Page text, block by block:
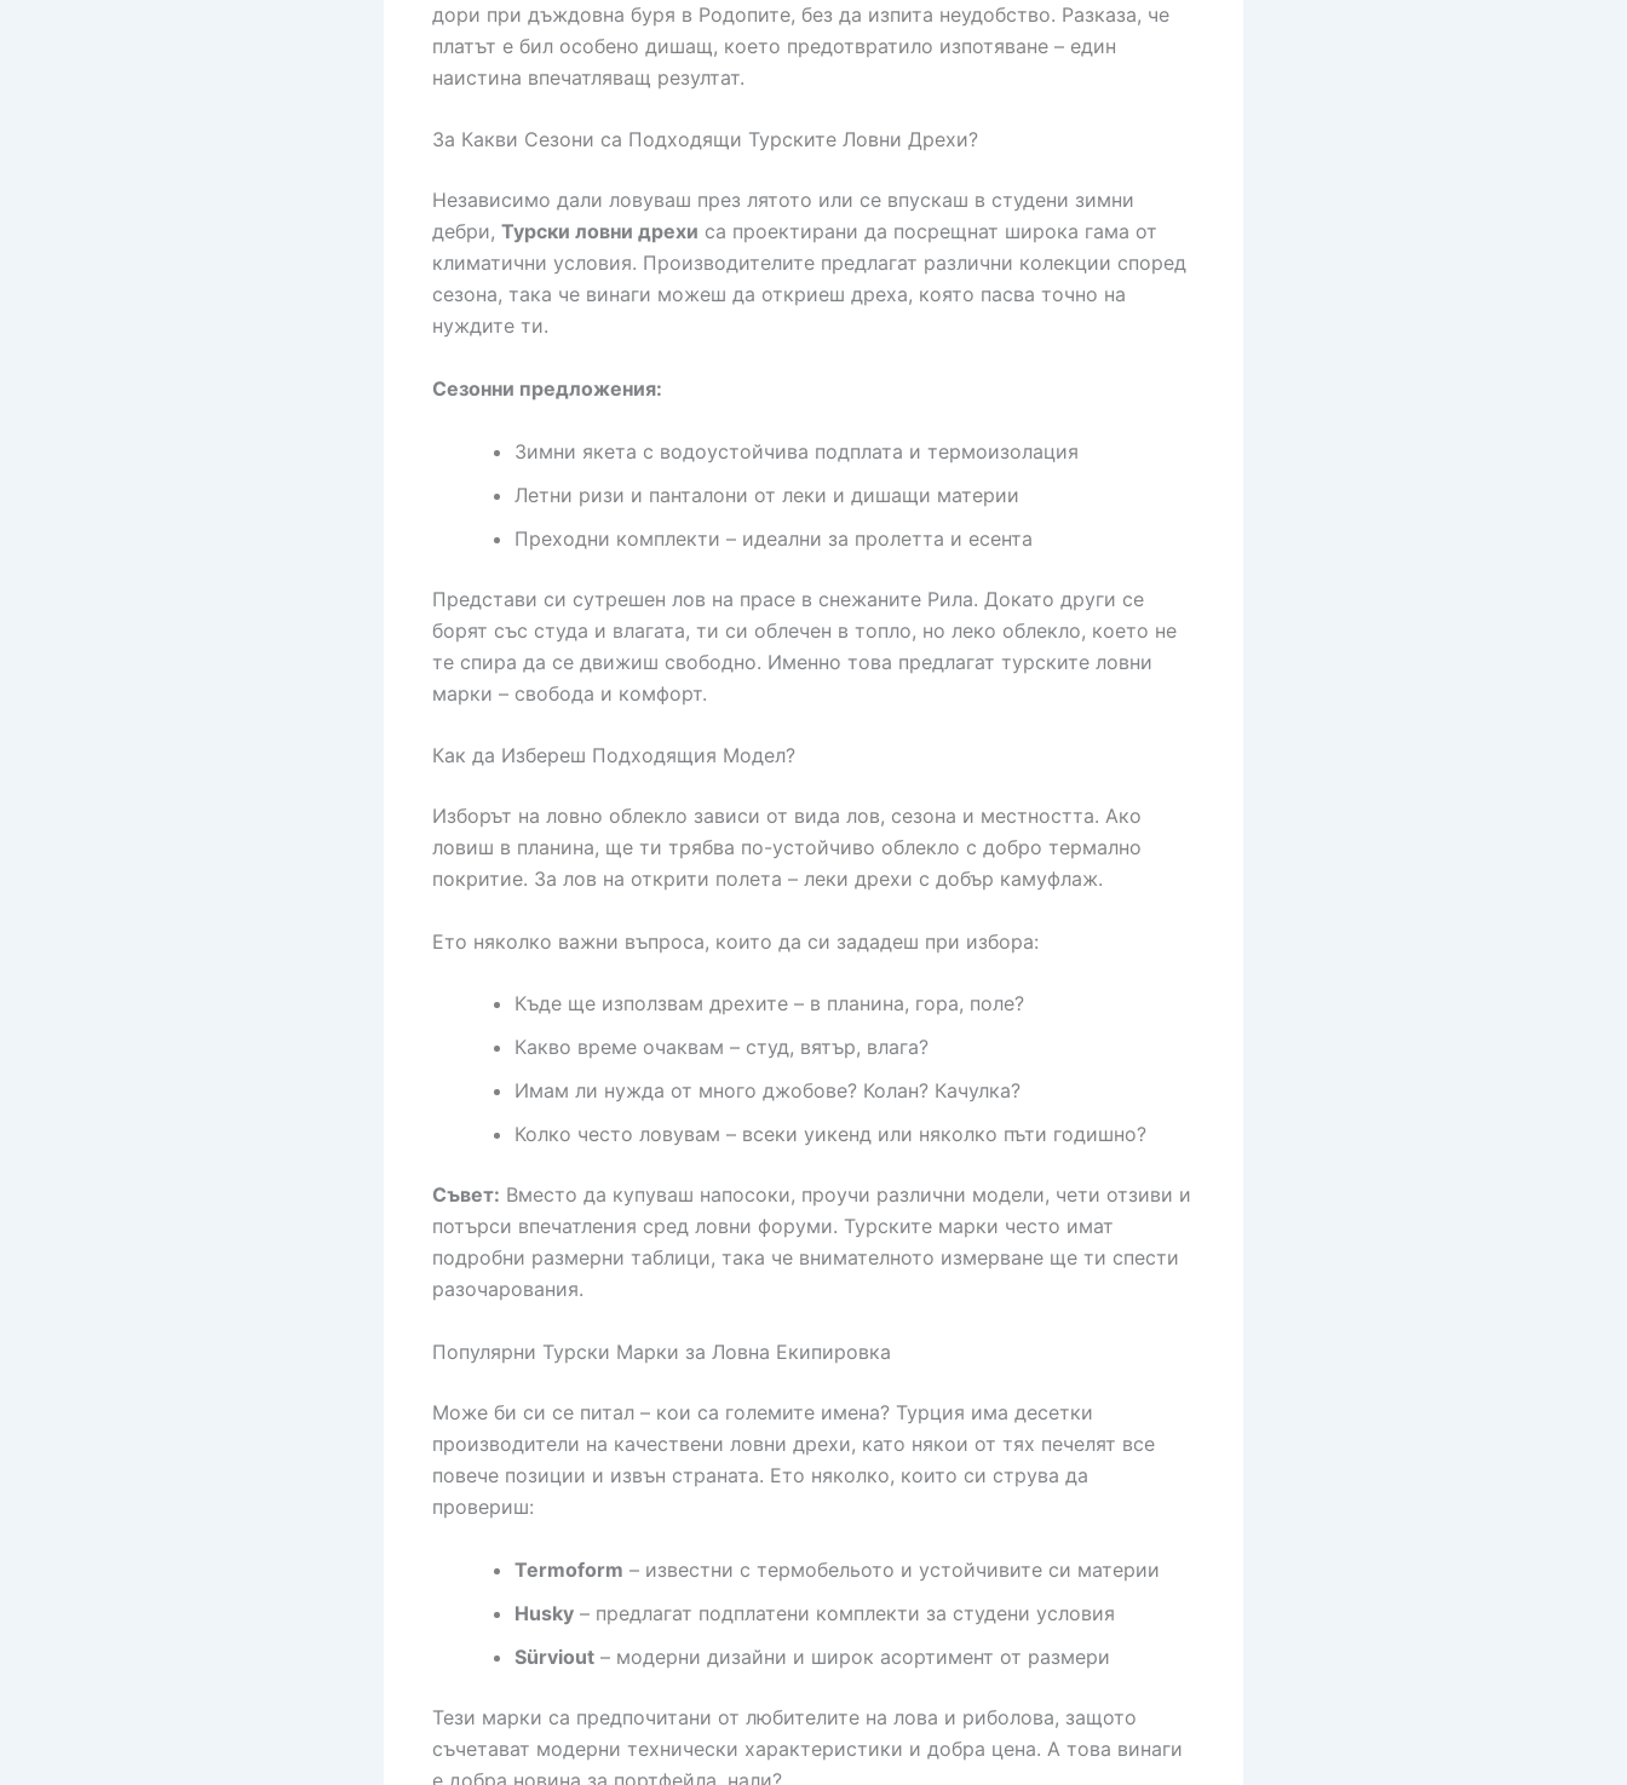
дори при дъждовна буря в Родопите, без да изпита неудобство. Разказа, че
платът е бил особено дишащ, което предотвратило изпотяване – един
наистина впечатляващ резултат.
За Какви Сезони са Подходящи Турските Ловни Дрехи?
Независимо дали ловуваш през лятото или се впускаш в студени зимни
дебри, Турски ловни дрехи са проектирани да посрещнат широка гама от
климатични условия. Производителите предлагат различни колекции според
сезона, така че винаги можеш да откриеш дреха, която пасва точно на
нуждите ти.
Сезонни предложения:
Зимни якета с водоустойчива подплата и термоизолация
Летни ризи и панталони от леки и дишащи материи
Преходни комплекти – идеални за пролетта и есента
Представи си сутрешен лов на прасе в снежаните Рила. Докато други се
борят със студа и влагата, ти си облечен в топло, но леко облекло, което не
те спира да се движиш свободно. Именно това предлагат турските ловни
марки – свобода и комфорт.
Как да Избереш Подходящия Модел?
Изборът на ловно облекло зависи от вида лов, сезона и местността. Ако
ловиш в планина, ще ти трябва по-устойчиво облекло с добро термално
покритие. За лов на открити полета – леки дрехи с добър камуфлаж.
Ето няколко важни въпроса, които да си зададеш при избора:
Къде ще използвам дрехите – в планина, гора, поле?
Какво време очаквам – студ, вятър, влага?
Имам ли нужда от много джобове? Колан? Качулка?
Колко често ловувам – всеки уикенд или няколко пъти годишно?
Съвет: Вместо да купуваш напосоки, проучи различни модели, чети отзиви и
потърси впечатления сред ловни форуми. Турските марки често имат
подробни размерни таблици, така че внимателното измерване ще ти спести
разочарования.
Популярни Турски Марки за Ловна Екипировка
Може би си се питал – кои са големите имена? Турция има десетки
производители на качествени ловни дрехи, като някои от тях печелят все
повече позиции и извън страната. Ето няколко, които си струва да
провериш:
Termoform – известни с термобельото и устойчивите си материи
Husky – предлагат подплатени комплекти за студени условия
Sürviout – модерни дизайни и широк асортимент от размери
Тези марки са предпочитани от любителите на лова и риболова, защото
съчетават модерни технически характеристики и добра цена. А това винаги
е добра новина за портфейла, нали?